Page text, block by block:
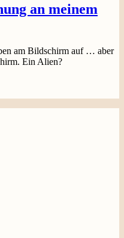
an meinem
am Bildschirm auf … aber
Ein Alien?